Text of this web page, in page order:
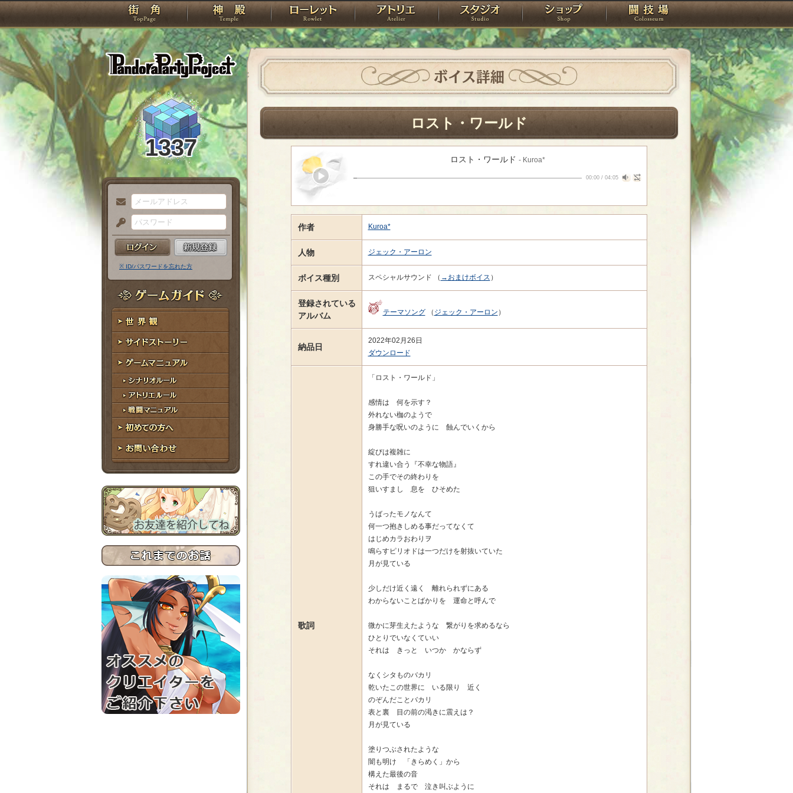
PandoraPartyProject
TOP 神殿 ローレット アトリエ スタジオ ショップ 闘技場
1337
メ
ー
ル
ア
ド
レ
ス
パ
ス
ー
ド
※ ID/パスワードを忘れた方
ゲームガイド
世界観
サイドストーリー
ゲームマニュアル
シナリオルール
アトリエルール
戦闘マニュアル
初めての方へ
お問い合わせ
ボイス詳細
ロスト・ワールド
ロスト・ワールド - Kuroa*
00:00/ 04:05
作者 Kuroa*
人物 ジェック・アーロン
ボイス種別 スペシャルサウンド （ →おまけボイス ）
登録されている
アルバム
テーマソング（ ジェック・アーロン ）
納品日
2022年02月26日
ダウンロード
歌詞
「ロスト・ワールド」
感情は 何を示す？
外れない枷のようで
身勝手な呪いのように 蝕んでいくから
綻びは複雑に
すれ違い合う『不幸な物語』
この手でその終わりを
狙いすまし 息を ひそめた
うばったモノなんて
何一つ抱きしめる事だってなくて
はじめカラおわりヲ
鳴らすピリオドは一つだけを射抜いていた
月が見ている
少しだけ近く遠く 離れられずにある
わからないことばかりを 運命と呼んで
微かに芽生えたような 繋がりを求めるなら
ひとりでいなくていい
それは きっと いつか かならず
なくシタものバカリ
乾いたこの世界に いる限り 近く
のぞんだことバカリ
表と裏 目の前の渇きに震えは？
月が見ている
塗りつぶされたような
闇も明け 「きらめく」から
構えた最後の音
それは まるで 泣き叫ぶように